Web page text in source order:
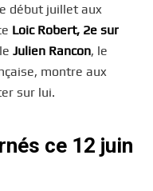
début juillet aux
Loic Robert, 2e sur
Julien Rancon, le
montre aux
sur lui.
ce 12 juin